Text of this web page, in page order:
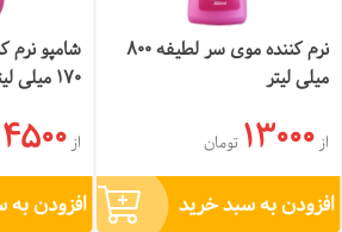
نرم کننده موی سر لطیفه 800
میلی لیتر
از13000 تومان
افزودن به سبد خرید
شامپو نرم
170 میلی لیتر
از4500
افزودن